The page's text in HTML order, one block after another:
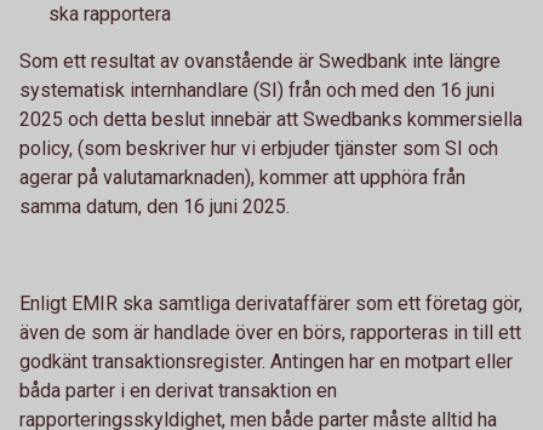
ska rapportera
Som ett resultat av ovanstående är Swedbank inte längre
systematisk internhandlare (SI) från och med den 16 juni
2025 och detta beslut innebär att Swedbanks kommersiella
policy, (som beskriver hur vi erbjuder tjänster som SI och
agerar på valutamarknaden), kommer att upphöra från
samma datum, den 16 juni 2025.
Enligt EMIR ska samtliga derivataffärer som ett företag gör,
även de som är handlade över en börs, rapporteras in till ett
godkänt transaktionsregister. Antingen har en motpart eller
båda parter i en derivat transaktion en
rapporteringsskyldighet, men både parter måste alltid ha